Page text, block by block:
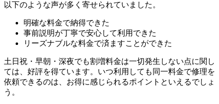
以下のような声が多く寄せられていました。
明確な料金で納得できた
事前説明が丁寧で安心して利用できた
リーズナブルな料金で済ますことができた
土日祝・早朝・深夜でも割増料金は一切発生しない点に関し
ては、好評を得ています。いつ利用しても同一料金で修理を
依頼できるのは、お得に感じられるポイントといえるでしょ
う。